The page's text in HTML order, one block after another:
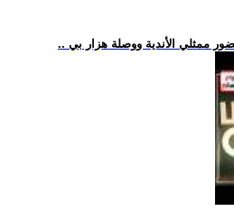
ممثلي الأندية ووصلة هزار بي